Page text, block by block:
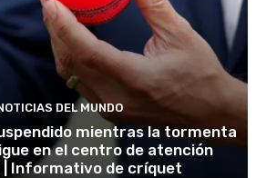
DEL MUNDO
mientras la tormenta
en el centro de atención
| Informativo de críquet